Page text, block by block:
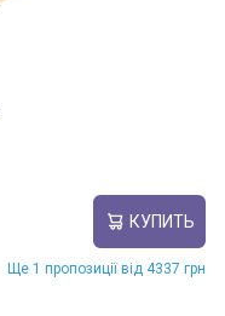
КУПИТЬ
Ще 1 пропозиції від 4337 грн